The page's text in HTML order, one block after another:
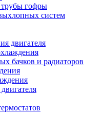
трубы гофры
систем
двигателя
бачков и радиаторов